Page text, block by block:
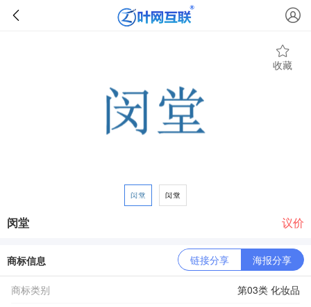
收藏
闵堂 议价
商标信息 链接分享 海报分享
商标类别
第03类 化妆品